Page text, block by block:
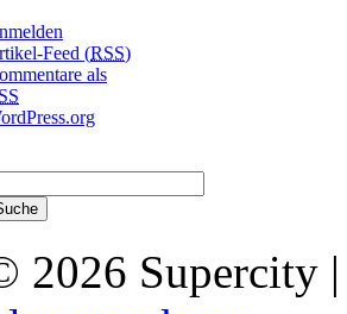
Feed (RSS)
als
2026 Supercity